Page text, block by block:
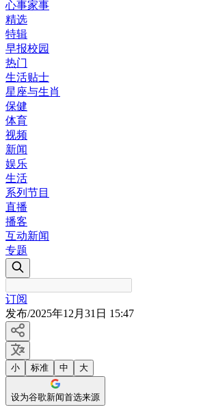
心事家事
精选
特辑
早报校园
热门
生活贴士
星座与生肖
保健
体育
视频
新闻
娱乐
生活
系列节目
直播
播客
互动新闻
专题
订阅
发布/2025年12月31日 15:47
小 标准 中 大
设为谷歌新闻首选来源